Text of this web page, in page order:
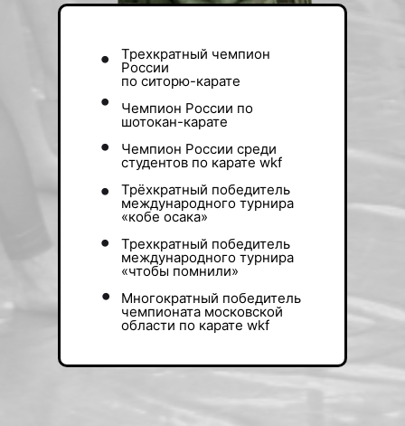
•
•
•
•
•
• Трехкратный чемпион
России
по ситорю-карате
Чемпион России по
шотокан-карате
Чемпион России среди
студентов по карате wkf
Трёхкратный победитель
международного турнира
«кобе осака»
Трехкратный победитель
международного турнира
«чтобы помнили»
Многократный победитель
чемпионата московской
области по карате wkf